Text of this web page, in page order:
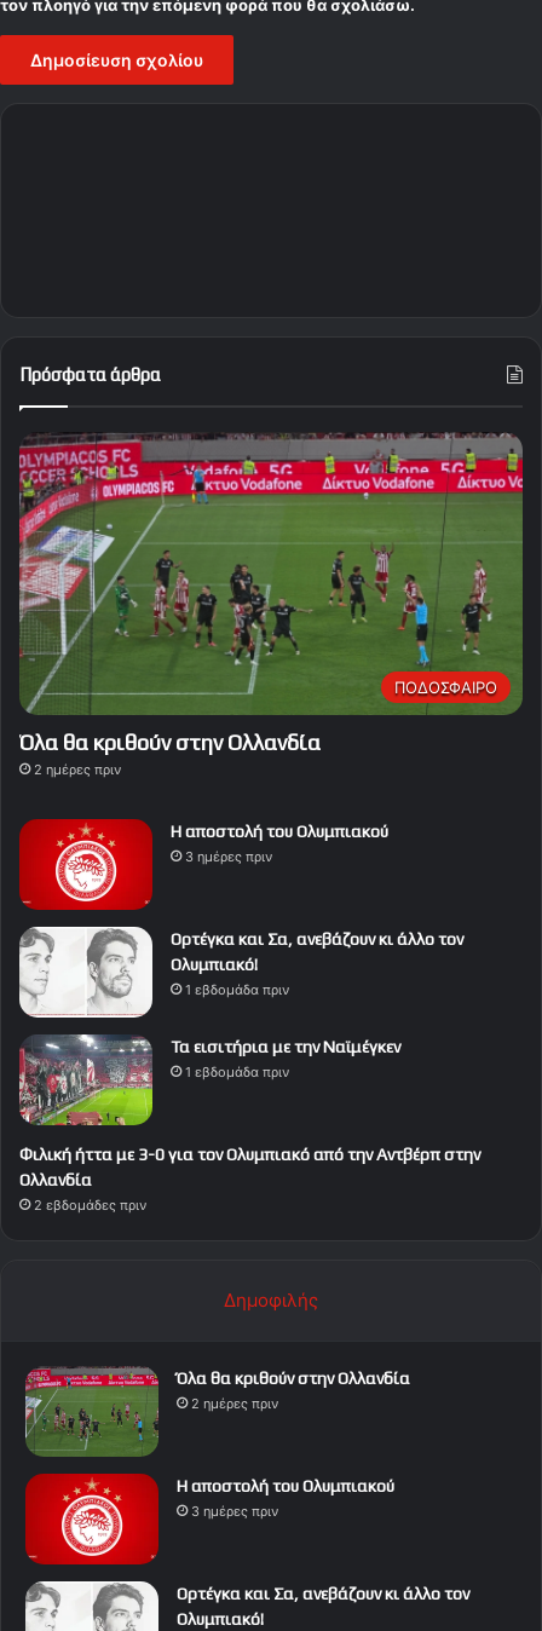
τον πλοηγό για την επόμενη φορά που θα σχολιάσω.
Πρόσφατα άρθρα
ΠΟΔΟΣΦΑΙΡΟ
Όλα θα κριθούν στην Ολλανδία
2 ημέρες πριν
Η αποστολή του Ολυμπιακού
3 ημέρες πριν
Ορτέγκα και Σα, ανεβάζουν κι άλλο τον
Ολυμπιακό!
1 εβδομάδα πριν
Τα εισιτήρια με την Ναϊμέγκεν
1 εβδομάδα πριν
Φιλική ήττα με 3-0 για τον Ολυμπιακό από την Αντβέρπ στην
Ολλανδία
2 εβδομάδες πριν
Δημοφιλής
Όλα θα κριθούν στην Ολλανδία
2 ημέρες πριν
Η αποστολή του Ολυμπιακού
3 ημέρες πριν
Ορτέγκα και Σα, ανεβάζουν κι άλλο τον
Ολυμπιακό!